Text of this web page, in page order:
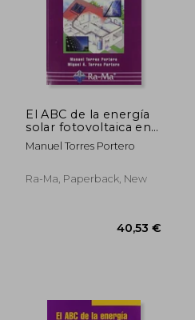
El ABC de la energía
solar fotovoltaica en
España
Manuel Torres Portero
Ra-Ma, Paperback, New